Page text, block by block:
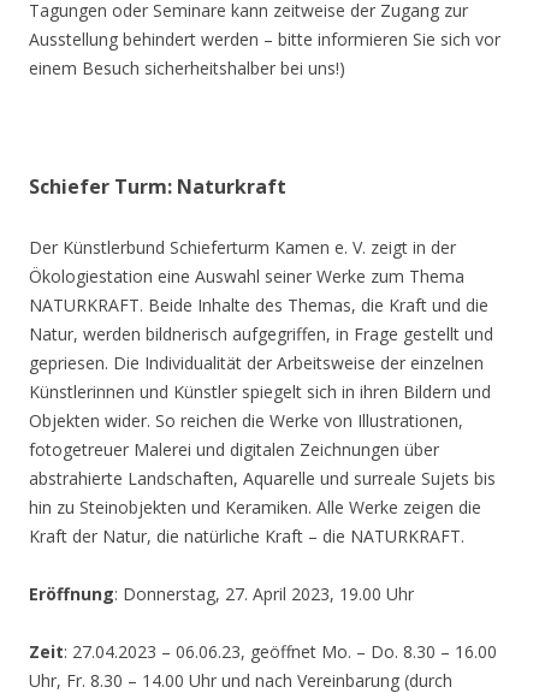
Tagungen oder Seminare kann zeitweise der Zugang zur
Ausstellung behindert werden – bitte informieren Sie sich vor
einem Besuch sicherheitshalber bei uns!)
Schiefer Turm: Naturkraft
Der Künstlerbund Schieferturm Kamen e. V. zeigt in der
Ökologiestation eine Auswahl seiner Werke zum Thema
NATURKRAFT. Beide Inhalte des Themas, die Kraft und die
Natur, werden bildnerisch aufgegriffen, in Frage gestellt und
gepriesen. Die Individualität der Arbeitsweise der einzelnen
Künstlerinnen und Künstler spiegelt sich in ihren Bildern und
Objekten wider. So reichen die Werke von Illustrationen,
fotogetreuer Malerei und digitalen Zeichnungen über
abstrahierte Landschaften, Aquarelle und surreale Sujets bis
hin zu Steinobjekten und Keramiken. Alle Werke zeigen die
Kraft der Natur, die natürliche Kraft – die NATURKRAFT.
Eröffnung: Donnerstag, 27. April 2023, 19.00 Uhr
Zeit: 27.04.2023 – 06.06.23, geöffnet Mo. – Do. 8.30 – 16.00
Uhr, Fr. 8.30 – 14.00 Uhr und nach Vereinbarung (durch